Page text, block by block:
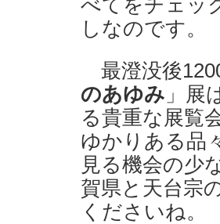
べてをチェッ
しなのです。
最澄没後
のあゆみ 」展
る貴重な展覧
ゆかりある品
見る機会の少
賀県と天台宗
くださいね。